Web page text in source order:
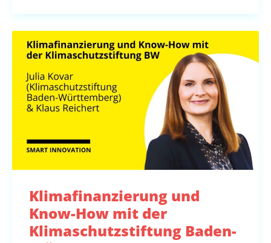
Klimafinanzierung und
Know-How mit der
Klimaschutzstiftung Baden-